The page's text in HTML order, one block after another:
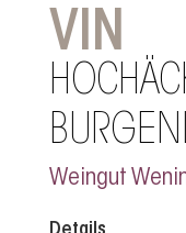
VIN
Weingut